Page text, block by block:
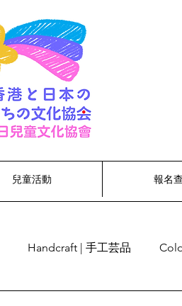
兒童活動 報名
Handcraft | 手工芸品